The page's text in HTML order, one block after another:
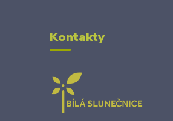
Kontakty